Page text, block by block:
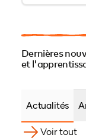
Dernières
et
Actualités
Voir tout